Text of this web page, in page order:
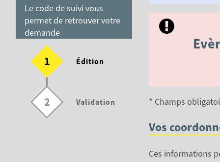
Le code de suivi vous
permet de retrouver votre
demande
1 Édition
2 Validation * Champs
Vos
Ces informations